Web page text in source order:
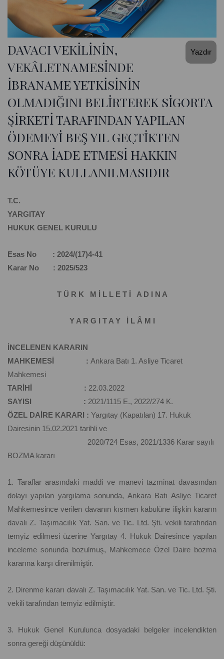
Yazdır
DAVACI VEKİLİNİN,
VEKÂLETNAMESİNDE
İBRANAME YETKİSİNİN
OLMADIĞINI BELİRTEREK SİGORTA
ŞİRKETİ TARAFINDAN YAPILAN
ÖDEMEYİ BEŞ YIL GEÇTİKTEN
SONRA İADE ETMESİ HAKKIN
KÖTÜYE KULLANILMASIDIR
T.C.
YARGITAY
HUKUK GENEL KURULU
Esas No : 2024/(17)4-41
Karar No : 2025/523
T Ü R K M İ L L E T İ A D I N A
Y A R G I T A Y İ L Â M I
İNCELENEN KARARIN
MAHKEMESİ : Ankara Batı 1. Asliye Ticaret
Mahkemesi
TARİHİ : 22.03.2022
SAYISI : 2021/1115 E., 2022/274 K.
ÖZEL DAİRE KARARI : Yargıtay (Kapatılan) 17. Hukuk
Dairesinin 15.02.2021 tarihli ve
2020/724 Esas, 2021/1336 Karar sayılı
BOZMA kararı
1. Taraflar arasındaki maddi ve manevi tazminat davasından
dolayı yapılan yargılama sonunda, Ankara Batı Asliye Ticaret
Mahkemesince verilen davanın kısmen kabulüne ilişkin kararın
davalı Z. Taşımacılık Yat. San. ve Tic. Ltd. Şti. vekili tarafından
temyiz edilmesi üzerine Yargıtay 4. Hukuk Dairesince yapılan
inceleme sonunda bozulmuş, Mahkemece Özel Daire bozma
kararına karşı direnilmiştir.
2. Direnme kararı davalı Z. Taşımacılık Yat. San. ve Tic. Ltd. Şti.
vekili tarafından temyiz edilmiştir.
3. Hukuk Genel Kurulunca dosyadaki belgeler incelendikten
sonra gereği düşünüldü: